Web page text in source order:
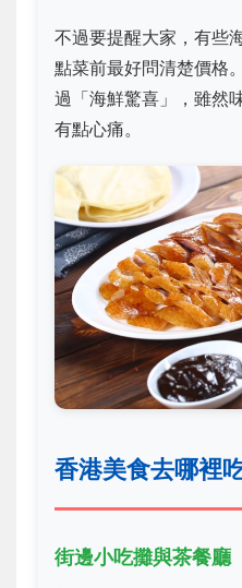
不過要提醒大家，有些
點菜前最好問清楚價格
過「海鮮驚喜」，雖然
有點心痛。
香港美食去哪裡
街邊小吃攤與茶餐廳